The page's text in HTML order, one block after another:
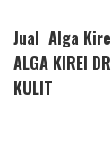
Jual Alga
ALGA KIREI
KULIT